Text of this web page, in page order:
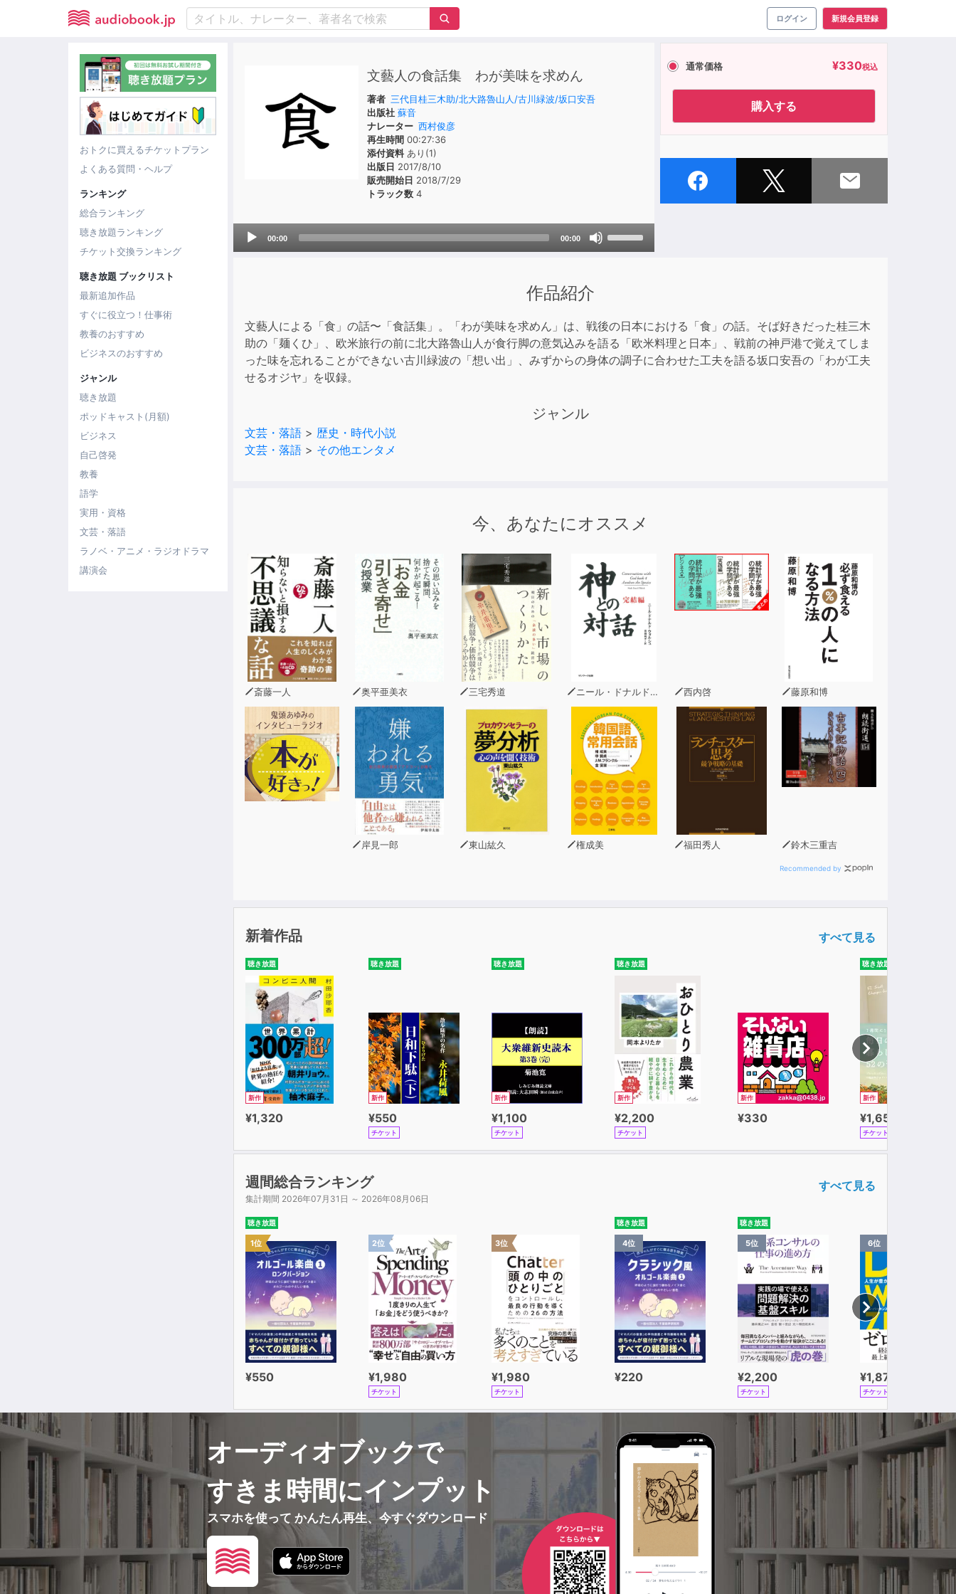
ログイン 新規会員登録
おトクに買えるチケットプラン
よくある質問・ヘルプ
ランキング
総合ランキング
聴き放題ランキング
チケット交換ランキング
聴き放題 ブックリスト
最新追加作品
すぐに役立つ！仕事術
教養のおすすめ
ビジネスのおすすめ
ジャンル
聴き放題
ポッドキャスト(月額)
ビジネス
自己啓発
教養
語学
実用・資格
文芸・落語
ラノベ・アニメ・ラジオドラマ
講演会
文藝人の食話集 わが美味を求めん
著者 三代目桂三木助/北大路魯山人/古川緑波/坂口安吾
出版社 蘇音
ナレーター 西村俊彦
再生時間 00:27:36
添付資料あり(1)
出版日 2017/8/10
販売開始日 2018/7/29
トラック数 4
Audio
00:00 00:00
or
decrease
volume.
通常価格 ¥330税込
購入する
作品紹介
文藝人による「食」の話〜「食話集」。「わが美味を求めん」は、戦後の日本における「食」の話。そば好きだった桂三木
助の「麺くひ」、欧米旅行の前に北大路魯山人が食行脚の意気込みを語る「欧米料理と日本」、戦前の神戸港で覚えてしま
った味を忘れることができない古川緑波の「想い出」、みずからの身体の調子に合わせた工夫を語る坂口安吾の「わが工夫
せるオジヤ」を収録。
ジャンル
文芸・落語 > 歴史・時代小説
文芸・落語 > その他エンタメ
今、あなたにオススメ
斎藤一人 奥平亜美衣 三宅秀道 ニール・ドナルド・ウォルシュ 西内啓 藤原和博
岸見一郎 東山紘久 権成美 福田秀人 鈴木三重吉
Recommended by
新着作品 すべて見る
聴き放題
新作
¥1,320
聴き放題
新作
¥550
チケット
聴き放題
新作
¥1,100
チケット
聴き放題
新作
¥2,200
チケット
新作
¥330
聴き放題
新作
¥1,650
チケット
週間総合ランキング
集計期間 2026年07月31日 ～ 2026年08月06日
すべて見る
聴き放題
1位
¥550
2位
¥1,980
チケット
3位
¥1,980
チケット
聴き放題
4位
¥220
聴き放題
5位
¥2,200
チケット
6位
¥1,870
チケット
オーディオブックで
すきま時間にインプット
スマホを使って かんたん再生、今すぐダウンロード